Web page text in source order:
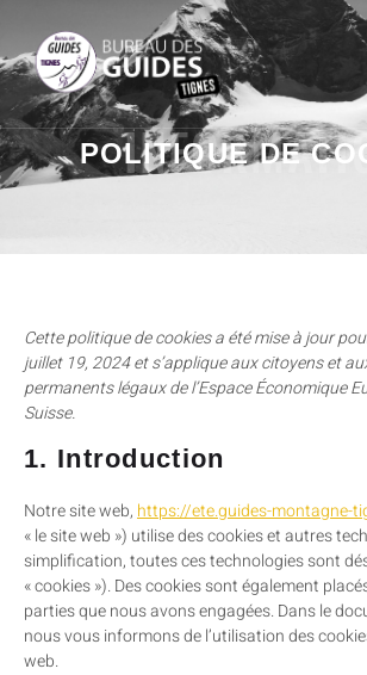
POLITIQUE DE
Cette politique de cookies a été mise à jour
juillet 19, 2024 et s’applique aux citoyens et
permanents légaux de l’Espace Économique
Suisse.
1. Introduction
Notre site web, https://ete.guides-montagne-
« le site web ») utilise des cookies et autres
simplification, toutes ces technologies sont
« cookies »). Des cookies sont également
parties que nous avons engagées. Dans le
nous vous informons de l’utilisation des
web.